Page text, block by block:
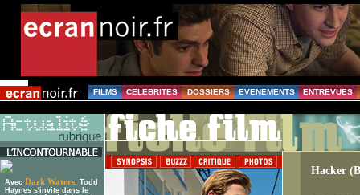
FILMS CELEBRITES DOSSIERS EVENEMENTS ENTREVUES
Avec Dark Waters, Todd
Haynes s'invite dans le
Hacker